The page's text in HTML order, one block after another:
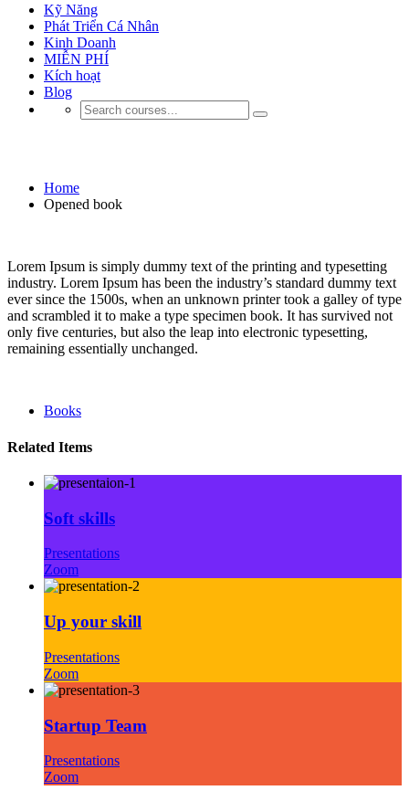
Kỹ Năng
Phát Triển Cá Nhân
Kinh Doanh
MIỄN PHÍ
Kích hoạt
Blog
Home
Opened book
Lorem Ipsum is simply dummy text of the printing and typesetting
industry. Lorem Ipsum has been the industry’s standard dummy text
ever since the 1500s, when an unknown printer took a galley of type
and scrambled it to make a type specimen book. It has survived not
only five centuries, but also the leap into electronic typesetting,
remaining essentially unchanged.
Books
Related Items
Soft skills
Presentations
Zoom
Up your skill
Presentations
Zoom
Startup Team
Presentations
Zoom